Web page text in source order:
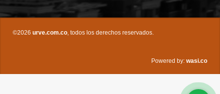
©2026 urve.com.co, todos los derechos reservados.
Powered by: wasi.co